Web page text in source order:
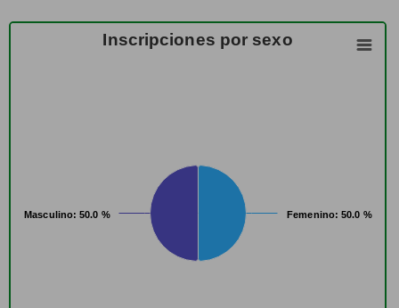
Inscripciones por sexo
Femenino: 50.0 %
Femenino: 50.0 %
Masculino: 50.0 %
Masculino: 50.0 %